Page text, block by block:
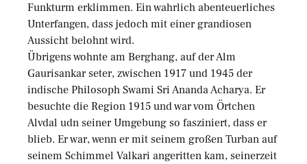
Funkturm erklimmen. Ein wahrlich abenteuerliches
Unterfangen, dass jedoch mit einer grandiosen
Aussicht belohnt wird.
Übrigens wohnte am Berghang, auf der Alm
Gaurisankar seter, zwischen 1917 und 1945 der
indische Philosoph Swami Sri Ananda Acharya. Er
besuchte die Region 1915 und war vom Örtchen
Alvdal udn seiner Umgebung so fasziniert, dass er
blieb. Er war, wenn er mit seinem großen Turban auf
seinem Schimmel Valkari angeritten kam, seinerzeit